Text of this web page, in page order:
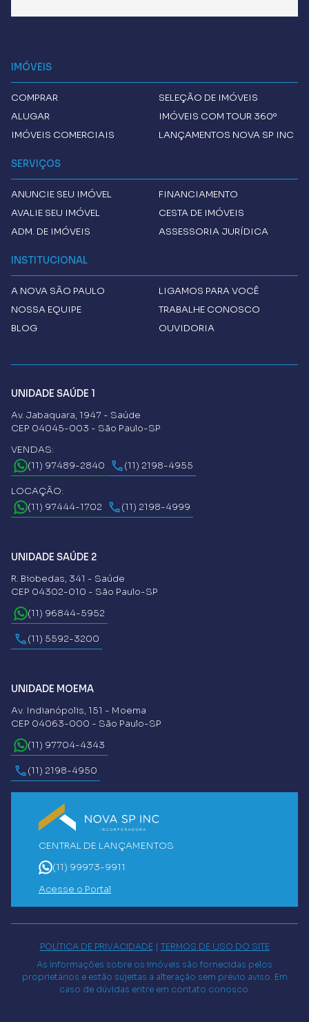
IMÓVEIS
COMPRAR
ALUGAR
IMÓVEIS COMERCIAIS
SELEÇÃO DE IMÓVEIS
IMÓVEIS COM TOUR 360º
LANÇAMENTOS NOVA SP INC
SERVIÇOS
ANUNCIE SEU IMÓVEL
AVALIE SEU IMÓVEL
ADM. DE IMÓVEIS
FINANCIAMENTO
CESTA DE IMÓVEIS
ASSESSORIA JURÍDICA
INSTITUCIONAL
A NOVA SÃO PAULO
NOSSA EQUIPE
BLOG
LIGAMOS PARA VOCÊ
TRABALHE CONOSCO
OUVIDORIA
UNIDADE SAÚDE 1
Av. Jabaquara, 1947 - Saúde
CEP 04045-003 - São Paulo-SP
VENDAS:
(11) 97489-2840
(11) 2198-4955
LOCAÇÃO:
(11) 97444-1702
(11) 2198-4999
UNIDADE SAÚDE 2
R. Biobedas, 341 - Saúde
CEP 04302-010 - São Paulo-SP
(11) 96844-5952
(11) 5592-3200
UNIDADE MOEMA
Av. Indianópolis, 151 - Moema
CEP 04063-000 - São Paulo-SP
(11) 97704-4343
(11) 2198-4950
CENTRAL DE LANÇAMENTOS
(11) 99973-9911
Acesse o Portal
POLÍTICA DE PRIVACIDADE | TERMOS DE USO DO SITE
As informações sobre os imóveis são fornecidas pelos
proprietários e estão sujeitas a alteração sem prévio aviso. Em
caso de dúvidas entre em contato conosco.